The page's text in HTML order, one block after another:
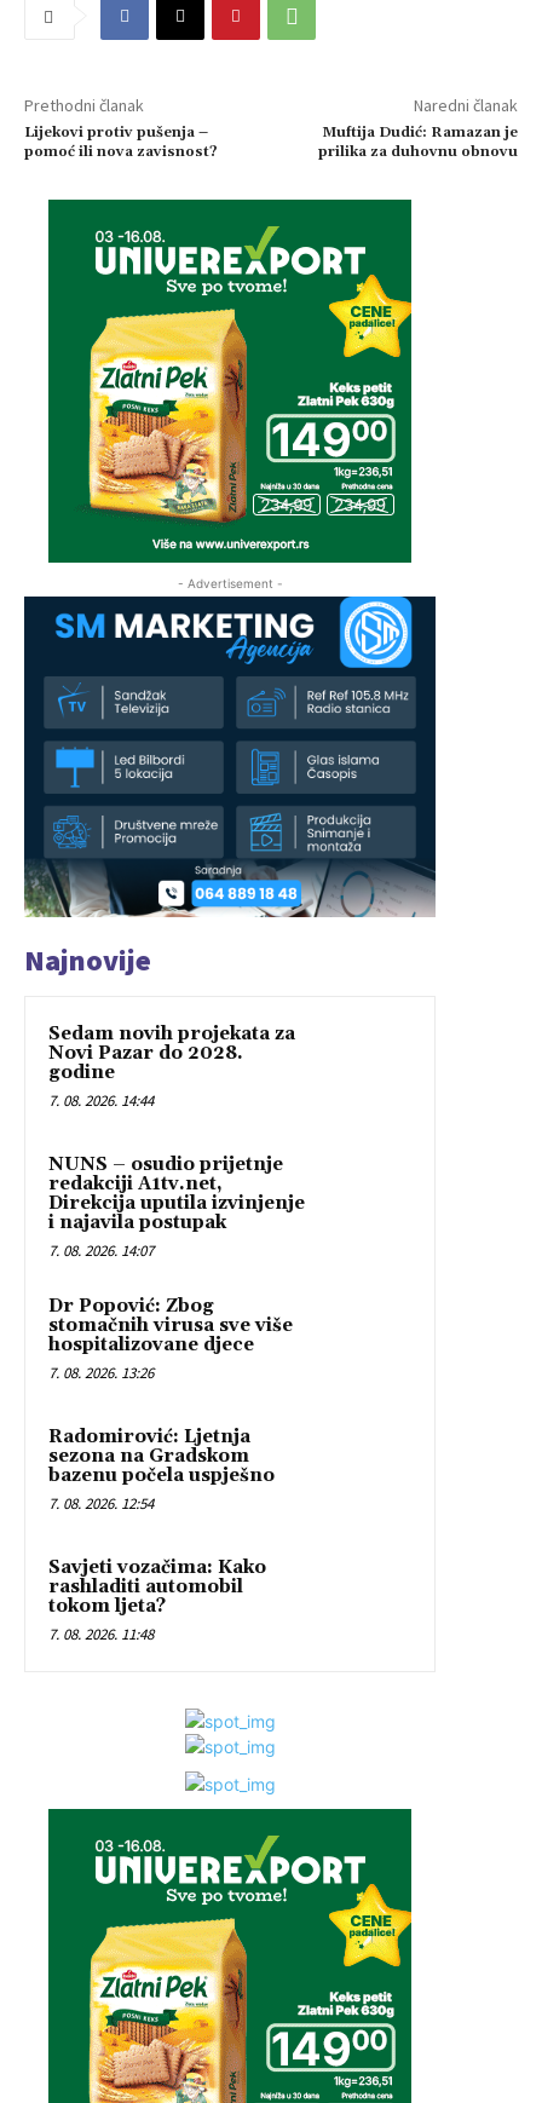
Prethodni članak
Lijekovi protiv pušenja –
pomoć ili nova zavisnost?
Naredni članak
Muftija Dudić: Ramazan je
prilika za duhovnu obnovu
- Advertisement -
Najnovije
Sedam novih projekata za
Novi Pazar do 2028.
godine
7. 08. 2026. 14:44
NUNS – osudio prijetnje
redakciji A1tv.net,
Direkcija uputila izvinjenje
i najavila postupak
7. 08. 2026. 14:07
Dr Popović: Zbog
stomačnih virusa sve više
hospitalizovane djece
7. 08. 2026. 13:26
Radomirović: Ljetnja
sezona na Gradskom
bazenu počela uspješno
7. 08. 2026. 12:54
Savjeti vozačima: Kako
rashladiti automobil
tokom ljeta?
7. 08. 2026. 11:48